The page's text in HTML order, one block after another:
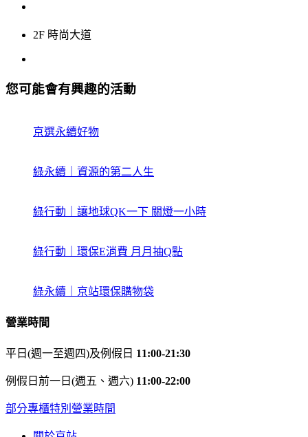
2F 時尚大道
您可能會有興趣的活動
京選永續好物
綠永續｜資源的第二人生
綠行動｜讓地球QK一下 關燈一小時
綠行動｜環保E消費 月月抽Q點
綠永續｜京站環保購物袋
營業時間
平日(週一至週四)及例假日 11:00-21:30
例假日前一日(週五、週六) 11:00-22:00
部分專櫃特別營業時間